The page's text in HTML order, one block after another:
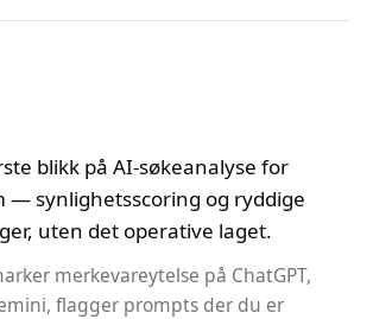
blikk på AI-søkeanalyse for
— synlighetsscoring og ryddige
uten det operative laget.
merkevareytelse på ChatGPT,
flagger prompts der du er